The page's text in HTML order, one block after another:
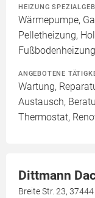
HEIZUNG
Wärmepumpe,
Pelletheizung,
ANGEBOTENE
Wartung,
Austausch,
Thermostat,
Dittmann
Breite Str. 23,